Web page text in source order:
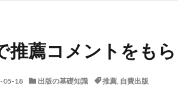
推薦コメントをも
05-18 出版の基礎知識 推薦, 自費出版